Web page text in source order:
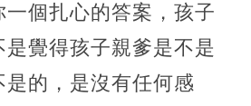
個扎心的答案，孩子
是覺得孩子親爹是不是
的，是沒有任何感